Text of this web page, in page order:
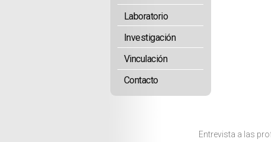
Laboratorio
Investigación
Vinculación
Contacto
Entrevista a las